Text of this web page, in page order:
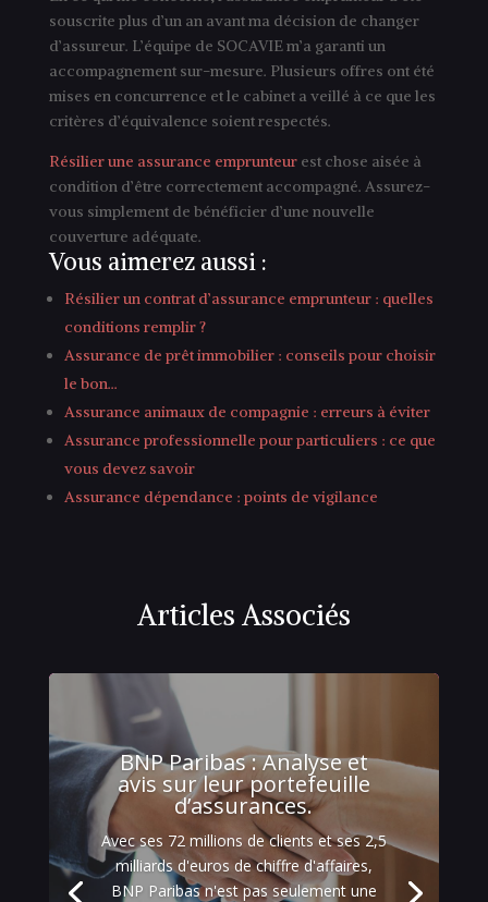
souscrite plus d’un an avant ma décision de changer
d’assureur. L’équipe de SOCAVIE m’a garanti un
accompagnement sur-mesure. Plusieurs offres ont été
mises en concurrence et le cabinet a veillé à ce que les
critères d’équivalence soient respectés.
Résilier une assurance emprunteurest chose aisée à
condition d’être correctement accompagné. Assurez-
vous simplement de bénéficier d’une nouvelle
couverture adéquate.
Vous aimerez aussi :
Résilier un contrat d’assurance emprunteur : quelles
conditions remplir ?
Assurance de prêt immobilier : conseils pour choisir
le bon…
Assurance animaux de compagnie : erreurs à éviter
Assurance professionnelle pour particuliers : ce que
vous devez savoir
Assurance dépendance : points de vigilance
Articles Associés
BNP Paribas : Analyse et
avis sur leur portefeuille
d’assurances.
Avec ses 72 millions de clients et ses 2,5
milliards d'euros de chiffre d'affaires,
BNP Paribas n'est pas seulement une